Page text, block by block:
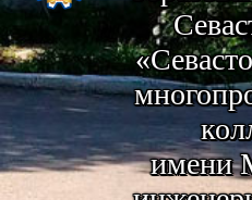
имени